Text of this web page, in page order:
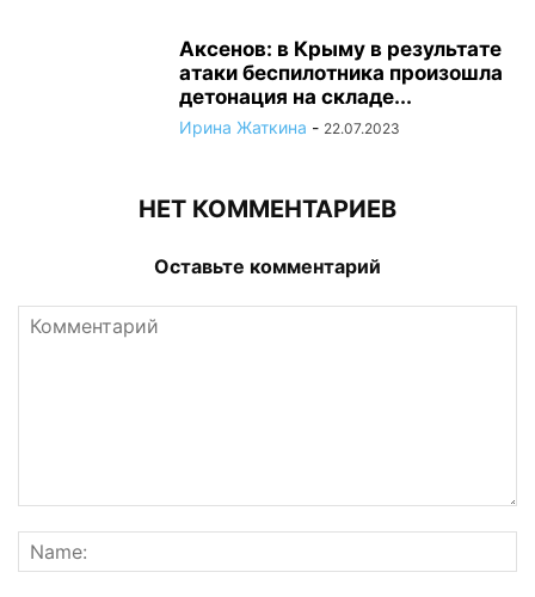
Аксенов: в Крыму в результате
атаки беспилотника произошла
детонация на складе...
Ирина Жаткина - 22.07.2023
НЕТ КОММЕНТАРИЕВ
Оставьте комментарий